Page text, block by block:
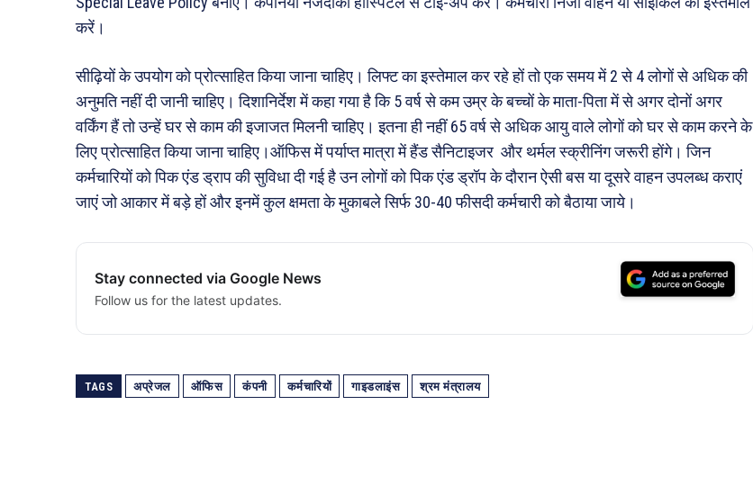
करें।
सीढ़ियों के उपयोग को प्रोत्साहित किया जाना चाहिए। लिफ्ट का इस्तेमाल कर रहे हों तो एक समय में 2 से 4 लोगों से अधिक की
अनुमति नहीं दी जानी चाहिए। दिशानिर्देश में कहा गया है कि 5 वर्ष से कम उम्र के बच्चों के माता-पिता में से अगर दोनों अगर
वर्किंग हैं तो उन्हें घर से काम की इजाजत मिलनी चाहिए। इतना ही नहीं 65 वर्ष से अधिक आयु वाले लोगों को घर से काम करने के
लिए प्रोत्साहित किया जाना चाहिए।ऑफिस में पर्याप्त मात्रा में हैंड सैनिटाइजर और थर्मल स्क्रीनिंग जरूरी होंगे। जिन
कर्मचारियों को पिक एंड ड्राप की सुविधा दी गई है उन लोगों को पिक एंड ड्रॉप के दौरान ऐसी बस या दूसरे वाहन उपलब्ध कराएं
जाएं जो आकार में बड़े हों और इनमें कुल क्षमता के मुकाबले सिर्फ 30-40 फीसदी कर्मचारी को बैठाया जाये।
Stay connected via Google News
Follow us for the latest updates.
TAGS अप्रेजल ऑफिस कंपनी कर्मचारियों गाइडलाइंस श्रम मंत्रालय